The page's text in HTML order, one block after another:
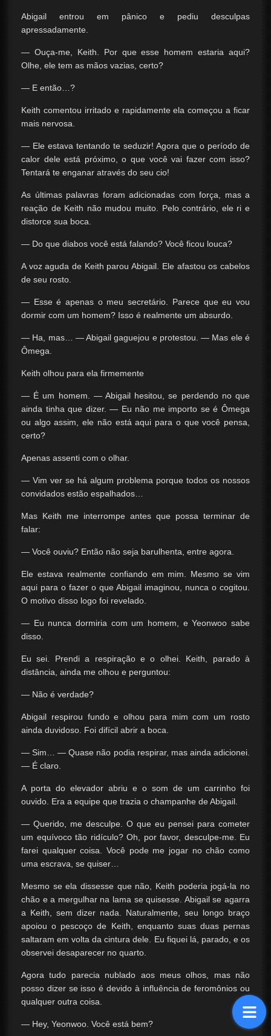
Abigail entrou em pânico e pediu desculpas
apressadamente.
— Ouça-me, Keith. Por que esse homem estaria aqui?
Olhe, ele tem as mãos vazias, certo?
— E então…?
Keith comentou irritado e rapidamente ela começou a ficar
mais nervosa.
— Ele estava tentando te seduzir! Agora que o período de
calor dele está próximo, o que você vai fazer com isso?
Tentará te enganar através do seu cio!
As últimas palavras foram adicionadas com força, mas a
reação de Keith não mudou muito. Pelo contrário, ele ri e
distorce sua boca.
— Do que diabos você está falando? Você ficou louca?
A voz aguda de Keith parou Abigail. Ele afastou os cabelos
de seu rosto.
— Esse é apenas o meu secretário. Parece que eu vou
dormir com um homem? Isso é realmente um absurdo.
— Ha, mas… — Abigail gaguejou e protestou. — Mas ele é
Ômega.
Keith olhou para ela firmemente
— É um homem. — Abigail hesitou, se perdendo no que
ainda tinha que dizer. — Eu não me importo se é Ômega
ou algo assim, ele não está aqui para o que você pensa,
certo?
Apenas assenti com o olhar.
— Vim ver se há algum problema porque todos os nossos
convidados estão espalhados…
Mas Keith me interrompe antes que possa terminar de
falar:
— Você ouviu? Então não seja barulhenta, entre agora.
Ele estava realmente confiando em mim. Mesmo se vim
aqui para o fazer o que Abigail imaginou, nunca o cogitou.
O motivo disso logo foi revelado.
— Eu nunca dormiria com um homem, e Yeonwoo sabe
disso.
Eu sei. Prendi a respiração e o olhei. Keith, parado à
distância, ainda me olhou e perguntou:
— Não é verdade?
Abigail respirou fundo e olhou para mim com um rosto
ainda duvidoso. Foi difícil abrir a boca.
— Sim… — Quase não podia respirar, mas ainda adicionei.
— É claro.
A porta do elevador abriu e o som de um carrinho foi
ouvido. Era a equipe que trazia o champanhe de Abigail.
— Querido, me desculpe. O que eu pensei para cometer
um equívoco tão ridículo? Oh, por favor, desculpe-me. Eu
farei qualquer coisa. Você pode me jogar no chão como
uma escrava, se quiser…
Mesmo se ela dissesse que não, Keith poderia jogá-la no
chão e a mergulhar na lama se quisesse. Abigail se agarra
a Keith, sem dizer nada. Naturalmente, seu longo braço
apoiou o pescoço de Keith, enquanto suas duas pernas
saltaram em volta da cintura dele. Eu fiquei lá, parado, e os
observei desaparecer no quarto.
Agora tudo parecia nublado aos meus olhos, mas não
posso dizer se isso é devido à influência de feromônios ou
qualquer outra coisa.
— Hey, Yeonwoo. Você está bem?